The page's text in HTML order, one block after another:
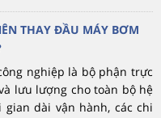
THAY ĐẦU MÁY BƠM
nghiệp là bộ phận trực
lưu lượng cho toàn bộ hệ
gian dài vận hành, các chi